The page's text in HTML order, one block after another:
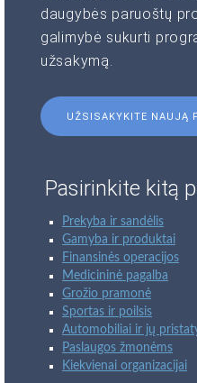
daugybės paruoštų
galimybė sukurti
užsakymą.
UŽSISAKYKITE NAUJĄ
Pasirinkite kitą
Prekyba ir sandėlis
Gamyba ir produktai
Finansinės operacijos
Medicininė pagalba
Grožio pramonė
Sportas ir poilsis
Automobiliai ir jų
Paslaugos žmonėms
Kiekvienai organizacijai